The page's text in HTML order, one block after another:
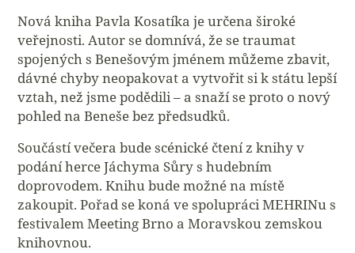
Nová kniha Pavla Kosatíka je určena široké
veřejnosti. Autor se domnívá, že se traumat
spojených s Benešovým jménem můžeme zbavit,
dávné chyby neopakovat a vytvořit si k státu lepší
vztah, než jsme podědili – a snaží se proto o nový
pohled na Beneše bez předsudků.
Součástí večera bude scénické čtení z knihy v
podání herce Jáchyma Sůry s hudebním
doprovodem. Knihu bude možné na místě
zakoupit. Pořad se koná ve spolupráci MEHRINu s
festivalem Meeting Brno a Moravskou zemskou
knihovnou.